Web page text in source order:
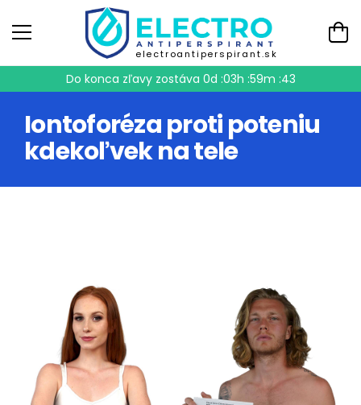
electroantiperspirant.sk
Do konca zľavy zostáva 0d :03h :59m :43
Iontoforéza proti poteniu
kdekoľvek na tele